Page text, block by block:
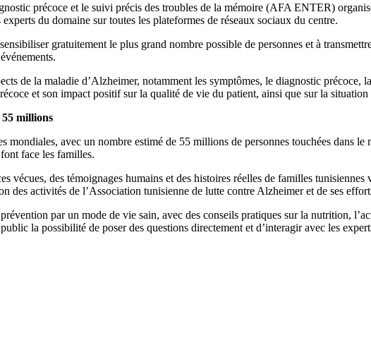
précoce et le suivi précis des troubles de la mémoire (AFA ENTER)
du domaine sur toutes les plateformes de réseaux sociaux du centre.
gratuitement le plus grand nombre possible de personnes et à
de la maladie d’Alzheimer, notamment les symptômes, le diagnostic précoce,
et son impact positif sur la qualité de vie du patient, ainsi que sur la
55 millions
mondiales, avec un nombre estimé de 55 millions de personnes touchées
face les familles.
vécues, des témoignages humains et des histoires réelles de familles
des activités de l’Association tunisienne de lutte contre Alzheimer et de ses
par un mode de vie sain, avec des conseils pratiques sur la nutrition,
la possibilité de poser des questions directement et d’interagir avec les